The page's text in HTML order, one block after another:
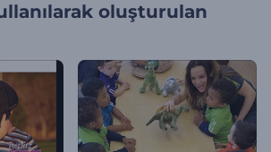
oluşturulan